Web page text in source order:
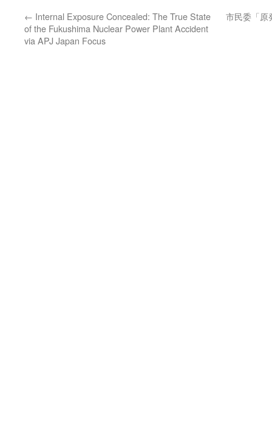
← Internal Exposure Concealed: The True State
of the Fukushima Nuclear Power Plant Accident
via APJ Japan Focus
市民委「